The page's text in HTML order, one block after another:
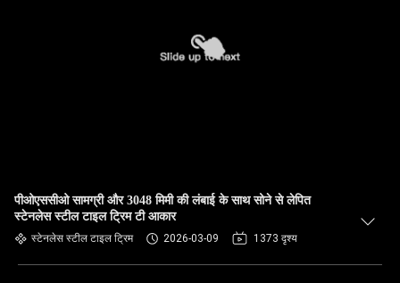
पीओएससीओ सामग्री और 3048 मिमी की लंबाई के साथ सोने से लेपित
स्टेनलेस स्टील टाइल ट्रिम टी आकार
स्टेनलेस स्टील टाइल ट्रिम 2026-03-09 1373 दृश्य